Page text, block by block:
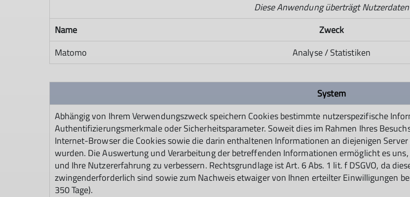
Diese Anwendung überträgt Nutzerdaten
Name
Zweck
Matomo
Analyse / Statistiken
System
Abhängig von Ihrem Verwendungszweck speichern Cookies bestimmte nutzerspezifische
Authentifizierungsmerkmale oder Sicherheitsparameter. Soweit dies im Rahmen Ihres
Internet-Browser die Cookies sowie die darin enthaltenen Informationen an diejenigen
wurden. Die Auswertung und Verarbeitung der betreffenden Informationen ermöglicht es
und Ihre Nutzererfahrung zu verbessern. Rechtsgrundlage ist Art. 6 Abs. 1 lit. f DSGVO, da
zwingenderforderlich sind sowie zum Nachweis etwaiger von Ihnen erteilter Einwilligungen
350 Tage).